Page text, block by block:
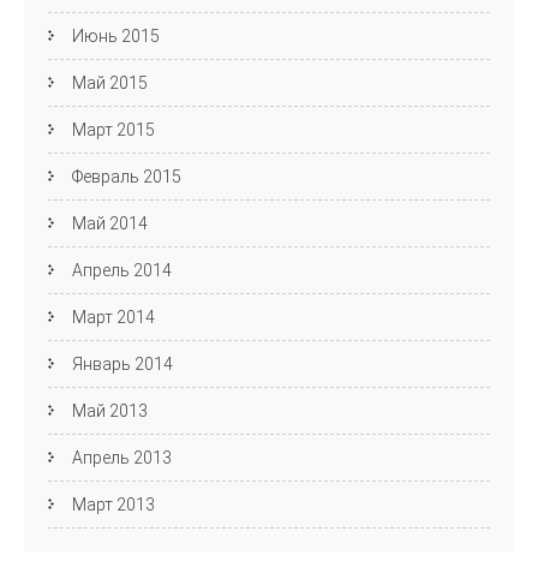
Июнь 2015
Май 2015
Март 2015
Февраль 2015
Май 2014
Апрель 2014
Март 2014
Январь 2014
Май 2013
Апрель 2013
Март 2013